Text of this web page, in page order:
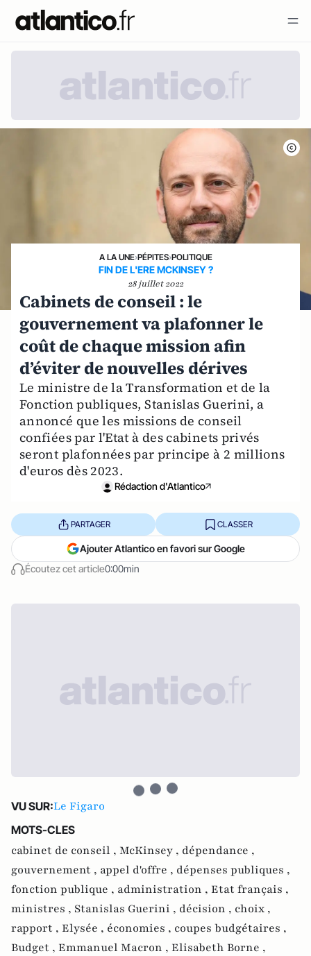
A LA UNE›PÉPITES›POLITIQUE
FIN DE L'ERE MCKINSEY ?
28 juillet 2022
Cabinets de conseil : le
gouvernement va plafonner le
coût de chaque mission afin
d’éviter de nouvelles dérives
Le ministre de la Transformation et de la
Fonction publiques, Stanislas Guerini, a
annoncé que les missions de conseil
confiées par l'Etat à des cabinets privés
seront plafonnées par principe à 2 millions
d'euros dès 2023.
Rédaction d'Atlantico
Écoutez cet article0:00min
PARTAGER CLASSER
Ajouter Atlantico en favori sur Google
VU SUR:Le Figaro
MOTS-CLES
cabinet de conseil , McKinsey , dépendance ,
gouvernement , appel d'offre , dépenses publiques ,
fonction publique , administration , Etat français ,
ministres , Stanislas Guerini , décision , choix ,
rapport , Elysée , économies , coupes budgétaires ,
Budget , Emmanuel Macron , Elisabeth Borne ,